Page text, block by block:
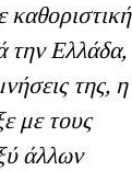
καθοριστική
την Ελλάδα,
της, η
με τους
άλλων